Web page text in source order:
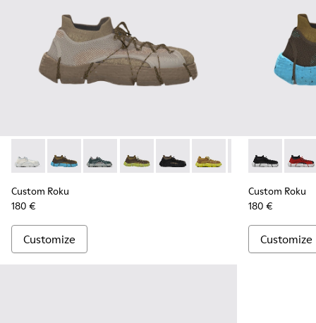
Custom Roku - K100953-003 - White Textile Sneakers for
Custom Roku - K100953-999-R009 - Multicolor
Custom Roku - K100953-005 - Gray Sneaker
Custom Roku - K100953-999-R007 -
Custom Roku - K100953-999-
Custom Roku -Custom Roku -
Custom
Custom Roku
180 €
Customize
Custom
Custom Roku
180 €
Customize